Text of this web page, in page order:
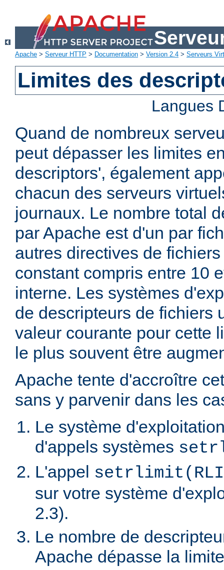
Apache > Serveur HTTP > Documentation > Version 2.4 > Serveurs
Limites des
Langues
Quand de nombreux
peut dépasser les limites
descriptors', également
chacun des serveurs
journaux. Le nombre total
par Apache est d'un par
autres directives de
constant compris entre 10
interne. Les systèmes
de descripteurs de fichiers
valeur courante pour cette
le plus souvent être
Apache tente d'accroître
sans y parvenir dans les
Le système
d'appels systèmes
L'appel
sur votre système
2.3).
Le nombre de
Apache dépasse la